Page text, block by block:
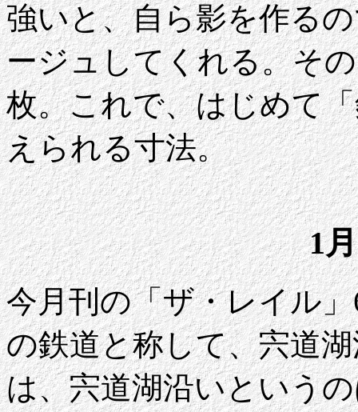
強いと、自ら影を作る
ージュしてくれる。そ
枚。これで、はじめて
えられる寸法。
1
今月刊の「ザ・レイル
の鉄道と称して、宍道
は、宍道湖沿いという